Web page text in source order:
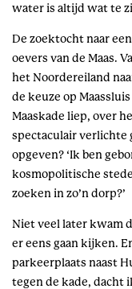
water is altijd wat te
De zoektocht naar
oevers van de Maas.
het Noordereiland
de keuze op
Maaskade liep, over
spectaculair verlichte
opgeven? ‘Ik ben
kosmopolitische
zoeken in zo’n dorp?’
Niet veel later kwam
er eens gaan kijken.
parkeerplaats naast
tegen de kade, dacht